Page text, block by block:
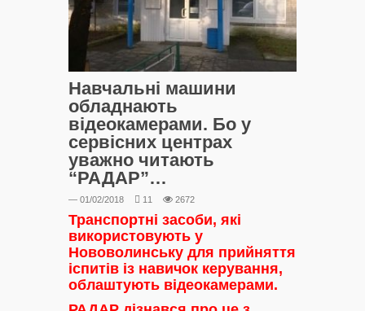
Навчальні машини
обладнають
відеокамерами. Бо у
сервісних центрах
уважно читають
“РАДАР”…
— 01/02/2018 11 2672
Транспортні засоби, які
використовують у
Нововолинську для прийняття
іспитів із навичок керування,
облаштують відеокамерами.